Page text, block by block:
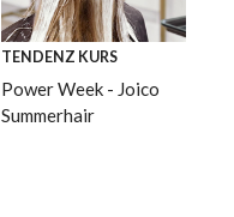
TENDENZ KURS
Power Week - Joico
Summerhair